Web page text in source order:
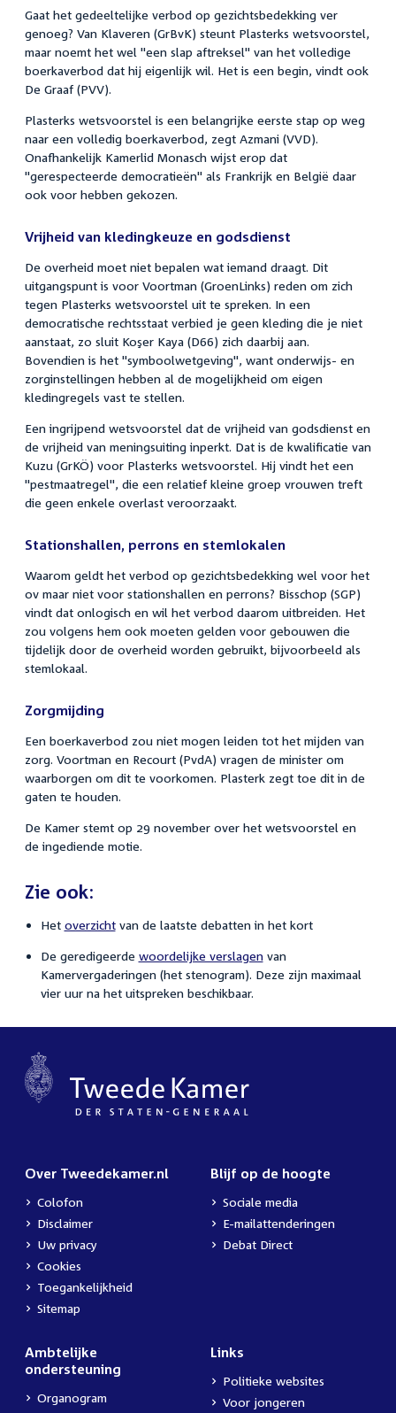
Gaat het gedeeltelijke verbod op gezichtsbedekking ver
genoeg? Van Klaveren (GrBvK) steunt Plasterks wetsvoorstel,
maar noemt het wel "een slap aftreksel" van het volledige
boerkaverbod dat hij eigenlijk wil. Het is een begin, vindt ook
De Graaf (PVV).
Plasterks wetsvoorstel is een belangrijke eerste stap op weg
naar een volledig boerkaverbod, zegt Azmani (VVD).
Onafhankelijk Kamerlid Monasch wijst erop dat
"gerespecteerde democratieën" als Frankrijk en België daar
ook voor hebben gekozen.
Vrijheid van kledingkeuze en godsdienst
De overheid moet niet bepalen wat iemand draagt. Dit
uitgangspunt is voor Voortman (GroenLinks) reden om zich
tegen Plasterks wetsvoorstel uit te spreken. In een
democratische rechtsstaat verbied je geen kleding die je niet
aanstaat, zo sluit Koşer Kaya (D66) zich daarbij aan.
Bovendien is het "symboolwetgeving", want onderwijs- en
zorginstellingen hebben al de mogelijkheid om eigen
kledingregels vast te stellen.
Een ingrijpend wetsvoorstel dat de vrijheid van godsdienst en
de vrijheid van meningsuiting inperkt. Dat is de kwalificatie van
Kuzu (GrKÖ) voor Plasterks wetsvoorstel. Hij vindt het een
"pestmaatregel", die een relatief kleine groep vrouwen treft
die geen enkele overlast veroorzaakt.
Stationshallen, perrons en stemlokalen
Waarom geldt het verbod op gezichtsbedekking wel voor het
ov maar niet voor stationshallen en perrons? Bisschop (SGP)
vindt dat onlogisch en wil het verbod daarom uitbreiden. Het
zou volgens hem ook moeten gelden voor gebouwen die
tijdelijk door de overheid worden gebruikt, bijvoorbeeld als
stemlokaal.
Zorgmijding
Een boerkaverbod zou niet mogen leiden tot het mijden van
zorg. Voortman en Recourt (PvdA) vragen de minister om
waarborgen om dit te voorkomen. Plasterk zegt toe dit in de
gaten te houden.
De Kamer stemt op 29 november over het wetsvoorstel en
de ingediende motie.
Zie ook:
Het overzichtvan de laatste debatten in het kort
De geredigeerde woordelijke verslagenvan
Kamervergaderingen (het stenogram). Deze zijn maximaal
vier uur na het uitspreken beschikbaar.
Over Tweedekamer.nl
Colofon
Disclaimer
Uw privacy
Cookies
Toegankelijkheid
Sitemap
Blijf op de hoogte
Sociale media
E-mailattenderingen
Debat Direct
Ambtelijke
ondersteuning
Organogram
Links
Politieke websites
Voor jongeren